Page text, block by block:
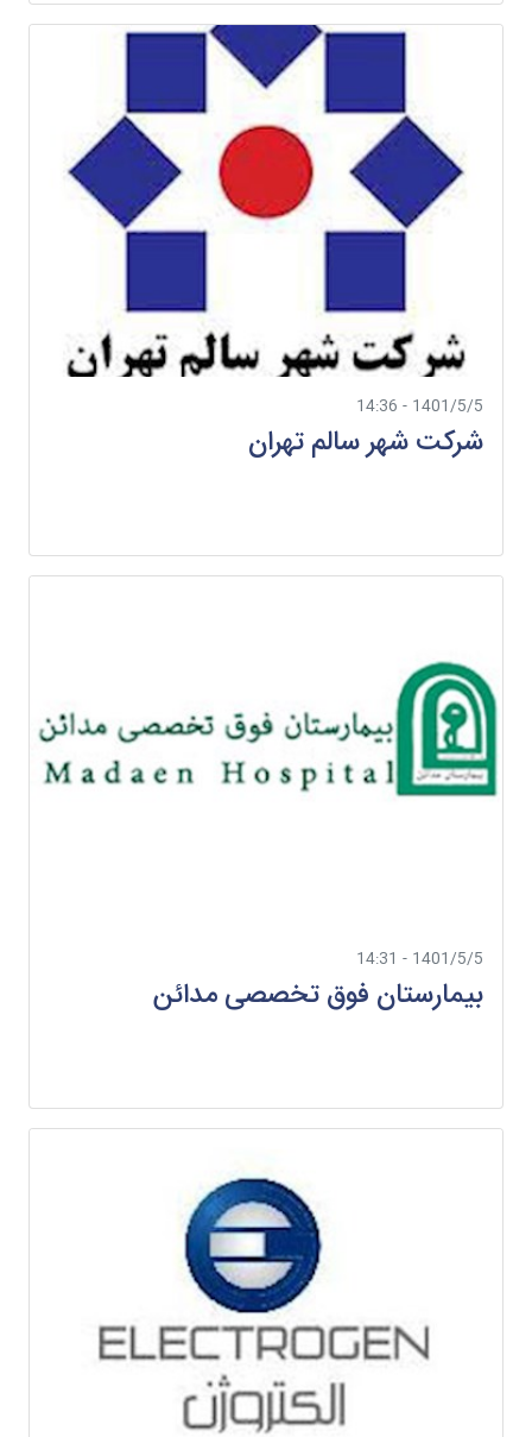
1401/5/5 - 14:36
شرکت شهر سالم تهران
1401/5/5 - 14:31
بیمارستان فوق تخصصی مدائن